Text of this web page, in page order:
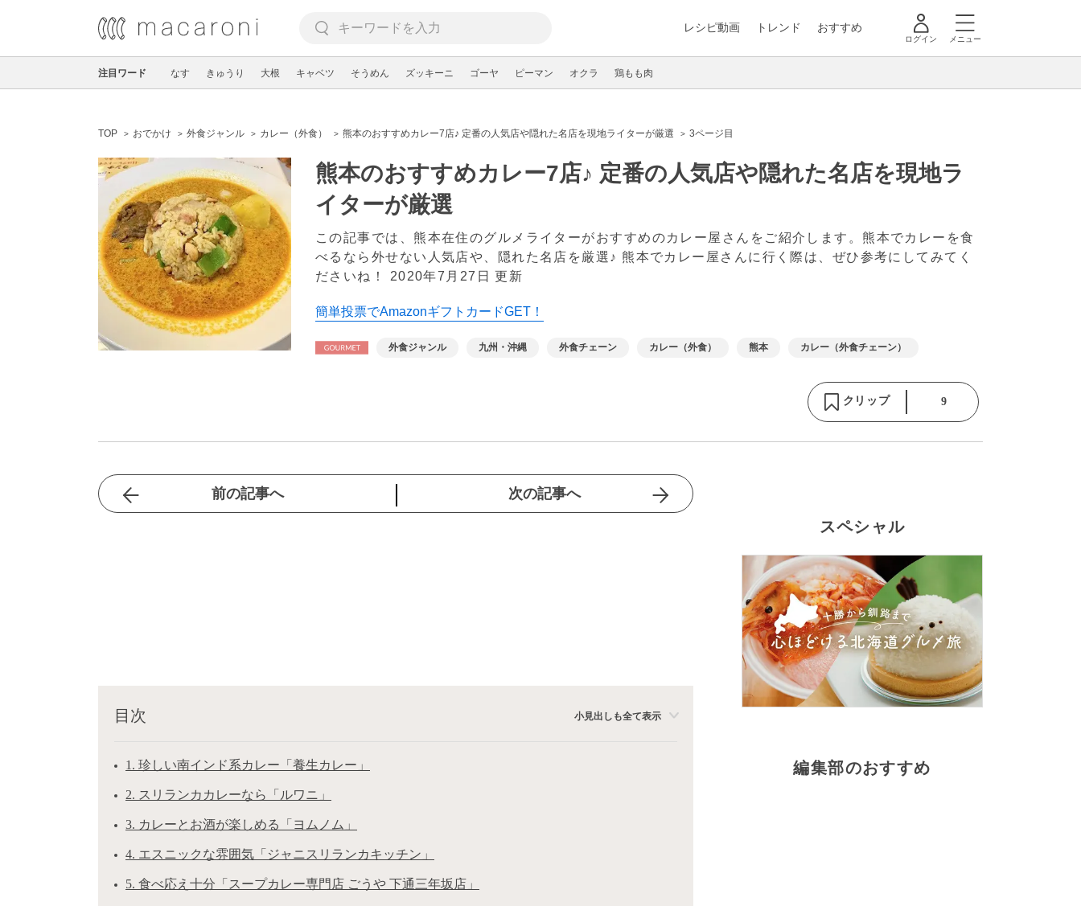
レシピ動画 トレンド おすすめ
ログイン メニュー
注目ワード なす きゅうり 大根 キャベツ そうめん ズッキーニ ゴーヤ ピーマン オクラ 鶏もも肉
TOP おでかけ 外食ジャンル カレー（外食） 熊本のおすすめカレー7店♪ 定番の人気店や隠れた名店を現地ライターが厳選 3ページ目
熊本のおすすめカレー7店♪ 定番の人気店や隠れた名店を現地ラ
イターが厳選
この記事では、熊本在住のグルメライターがおすすめのカレー屋さんをご紹介します。熊本でカレーを食
べるなら外せない人気店や、隠れた名店を厳選♪ 熊本でカレー屋さんに行く際は、ぜひ参考にしてみてく
ださいね！ 2020年7月27日 更新
簡単投票でAmazonギフトカードGET！
外食ジャンル 九州・沖縄 外食チェーン カレー（外食） 熊本 カレー（外食チェーン）
クリップ 9
前の記事へ 次の記事へ
目次 小見出しも全て表示
1. 珍しい南インド系カレー「養生カレー」
2. スリランカカレーなら「ルワニ」
3. カレーとお酒が楽しめる「ヨムノム」
4. エスニックな雰囲気「ジャニスリランカキッチン」
5. 食べ応え十分「スープカレー専門店 ごうや 下通三年坂店」
スペシャル
編集部のおすすめ